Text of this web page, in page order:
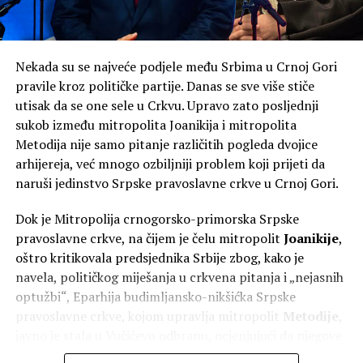
godine bude formirana Vlada čiji će predsjednik biti on.
formirali Vladu bez ovih koji hoće da nas šalju kod
Satlera, prva odluka koju ću donijeti kao premijer biće
otpriznavanje Kosova. Kao premijer. Gdje bi im bio kraj
da sam ja bio premijer i od 2023, ja znam da štitim
nacionalne interese”, poručio je on.
Nekada su se najveće podjele među Srbima u Crnoj Gori
pravile kroz političke partije. Danas se sve više stiče
utisak da se one sele u Crkvu. Upravo zato posljednji
sukob između mitropolita Joanikija i mitropolita
Metodija nije samo pitanje različitih pogleda dvojice
arhijereja, već mnogo ozbiljniji problem koji prijeti da
naruši jedinstvo Srpske pravoslavne crkve u Crnoj Gori.
Dok je Mitropolija crnogorsko-primorska Srpske
pravoslavne crkve, na čijem je čelu mitropolit Joanikije,
oštro kritikovala predsjednika Srbije zbog, kako je
navela, političkog miješanja u crkvena pitanja i „nejasnih
optužbi“, Eparhija budimljansko-nikšićka Srpske
pravoslavne crkve, kojom upravlja mitropolit
Metodije
poruke doprinose očuvanju jedinstva Srpske pravoslavne